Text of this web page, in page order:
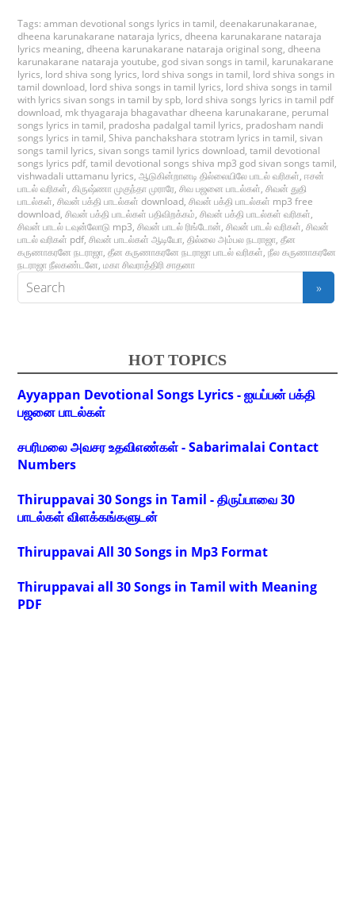
Tags:amman devotional songs lyrics in tamil,deenakarunakaranae,
dheena karunakarane nataraja lyrics,dheena karunakarane nataraja
lyrics meaning,dheena karunakarane nataraja original song,dheena
karunakarane nataraja youtube, god sivan songs in tamil, karunakarane
lyrics, lord shiva song lyrics, lord shiva songs in tamil, lord shiva songs in
tamil download, lord shiva songs in tamil lyrics, lord shiva songs in tamil
with lyrics sivan songs in tamil by spb, lord shiva songs lyrics in tamil pdf
download, mk thyagaraja bhagavathar dheena karunakarane, perumal
songs lyrics in tamil, pradosha padalgal tamil lyrics, pradosham nandi
songs lyrics in tamil,Shiva panchakshara stotram lyrics in tamil,sivan
songs tamil lyrics,sivan songs tamil lyrics download,tamil devotional
songs lyrics pdf,tamil devotional songs shiva mp3 god sivan songs tamil,
vishwadali uttamanu lyrics,ஆடுகின்றானடி தில்லையிலே பாடல் வரிகள்,ஈசன்
பாடல் வரிகள்,கிருஷ்ணா முகுந்தா முராரே,சிவ பஜனை பாடல்கள்,சிவன் துதி
பாடல்கள்,சிவன் பக்தி பாடல்கள் download,சிவன் பக்தி பாடல்கள் mp3 free
download,சிவன் பக்தி பாடல்கள் பதிவிறக்கம்,சிவன் பக்தி பாடல்கள் வரிகள்,
சிவன் பாடல் டவுன்லோடு mp3,சிவன் பாடல் ரிங்டோன்,சிவன் பாடல் வரிகள்,சிவன்
பாடல் வரிகள் pdf,சிவன் பாடல்கள் ஆடியோ,தில்லை அம்பல நடராஜா,தீன
கருணாகரனே நடராஜா,தீன கருணாகரனே நடராஜா பாடல் வரிகள்,நீல கருணாகரனே
நடராஜா நீலகண்டனே,மகா சிவராத்திரி சாதனா
HOT TOPICS
Ayyappan Devotional Songs Lyrics - ஐயப்பன் பக்தி
பஜனை பாடல்கள்
சபரிமலை அவசர உதவிஎண்கள் - Sabarimalai Contact
Numbers
Thiruppavai 30 Songs in Tamil - திருப்பாவை 30
பாடல்கள் விளக்கங்களுடன்
Thiruppavai All 30 Songs in Mp3 Format
Thiruppavai all 30 Songs in Tamil with Meaning
PDF